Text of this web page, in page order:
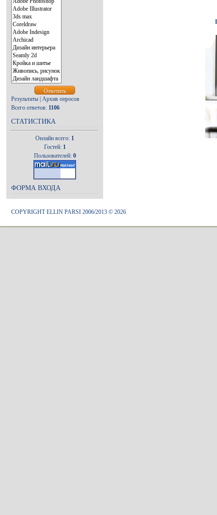
Результаты Архив опросов
Всего ответов: 1106
СТАТИСТИКА
Онлайн всего: 1
Гостей: 1
Пользователей: 0
ФОРМА ВХОДА
COPYRIGHT ELLIN PARSI 2006/2013 © 2026